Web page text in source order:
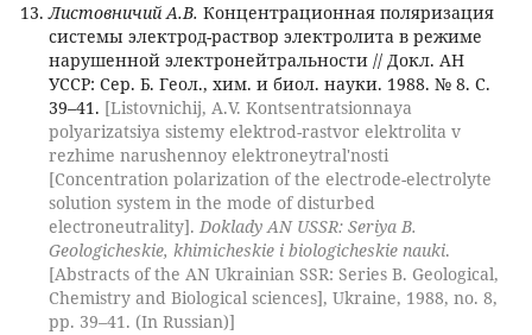
Листовничий А.В. Концентрационная поляризация
системы электрод-раствор электролита в режиме
нарушенной электронейтральности // Докл. АН
УССР: Сер. Б. Геол., хим. и биол. науки. 1988. № 8. С.
39–41. [Listovnichij, A.V. Kontsentratsionnaya
polyarizatsiya sistemy elektrod-rastvor elektrolita v
rezhime narushennoy elektroneytral'nosti
[Concentration polarization of the electrode-electrolyte
solution system in the mode of disturbed
electroneutrality]. Doklady AN USSR: Seriya B.
Geologicheskie, khimicheskie i biologicheskie nauki.
[Abstracts of the AN Ukrainian SSR: Series B. Geological,
Chemistry and Biological sciences], Ukraine, 1988, no. 8,
pp. 39–41. (In Russian)]